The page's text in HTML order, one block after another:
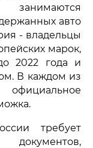
авто
- владельцы
марок,
2022 года и
В каждом из
требует